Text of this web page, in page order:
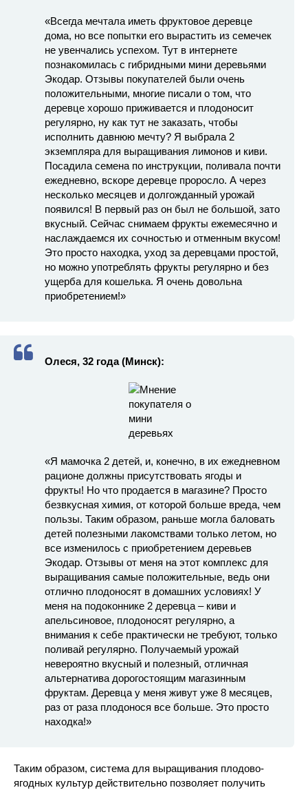
«Всегда мечтала иметь фруктовое деревце
дома, но все попытки его вырастить из семечек
не увенчались успехом. Тут в интернете
познакомилась с гибридными мини деревьями
Экодар. Отзывы покупателей были очень
положительными, многие писали о том, что
деревце хорошо приживается и плодоносит
регулярно, ну как тут не заказать, чтобы
исполнить давнюю мечту? Я выбрала 2
экземпляра для выращивания лимонов и киви.
Посадила семена по инструкции, поливала почти
ежедневно, вскоре деревце проросло. А через
несколько месяцев и долгожданный урожай
появился! В первый раз он был не большой, зато
вкусный. Сейчас снимаем фрукты ежемесячно и
наслаждаемся их сочностью и отменным вкусом!
Это просто находка, уход за деревцами простой,
но можно употреблять фрукты регулярно и без
ущерба для кошелька. Я очень довольна
приобретением!»
Олеся, 32 года (Минск):
«Я мамочка 2 детей, и, конечно, в их ежедневном
рационе должны присутствовать ягоды и
фрукты! Но что продается в магазине? Просто
безвкусная химия, от которой больше вреда, чем
пользы. Таким образом, раньше могла баловать
детей полезными лакомствами только летом, но
все изменилось с приобретением деревьев
Экодар. Отзывы от меня на этот комплекс для
выращивания самые положительные, ведь они
отлично плодоносят в домашних условиях! У
меня на подоконнике 2 деревца – киви и
апельсиновое, плодоносят регулярно, а
внимания к себе практически не требуют, только
поливай регулярно. Получаемый урожай
невероятно вкусный и полезный, отличная
альтернатива дорогостоящим магазинным
фруктам. Деревца у меня живут уже 8 месяцев,
раз от раза плодонося все больше. Это просто
находка!»
Таким образом, система для выращивания плодово-
ягодных культур действительно позволяет получить